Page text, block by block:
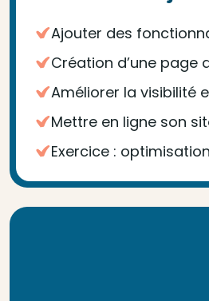
Ajouter des
Création d’une page
Améliorer la visibilité
Mettre en ligne son
Exercice :